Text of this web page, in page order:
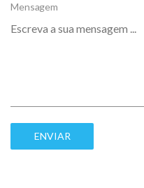
Mensagem